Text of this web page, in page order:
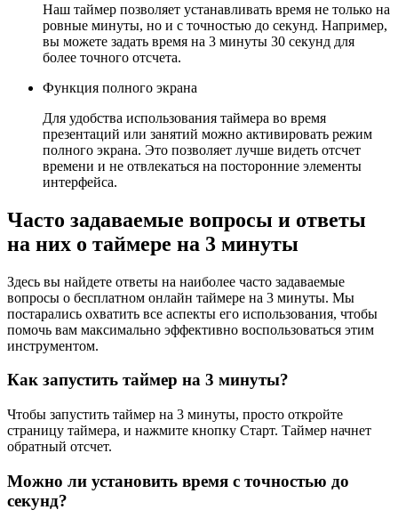
Наш таймер позволяет устанавливать время не только на
ровные минуты, но и с точностью до секунд. Например,
вы можете задать время на 3 минуты 30 секунд для
более точного отсчета.
Функция полного экрана
Для удобства использования таймера во время
презентаций или занятий можно активировать режим
полного экрана. Это позволяет лучше видеть отсчет
времени и не отвлекаться на посторонние элементы
интерфейса.
Часто задаваемые вопросы и ответы
на них о таймере на 3 минуты
Здесь вы найдете ответы на наиболее часто задаваемые
вопросы о бесплатном онлайн таймере на 3 минуты. Мы
постарались охватить все аспекты его использования, чтобы
помочь вам максимально эффективно воспользоваться этим
инструментом.
Как запустить таймер на 3 минуты?
Чтобы запустить таймер на 3 минуты, просто откройте
страницу таймера, и нажмите кнопку Старт. Таймер начнет
обратный отсчет.
Можно ли установить время с точностью до
секунд?